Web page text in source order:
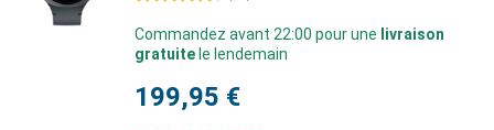
Commandez avant 22:00 pour une livraison
gratuite le lendemain
199,95 €